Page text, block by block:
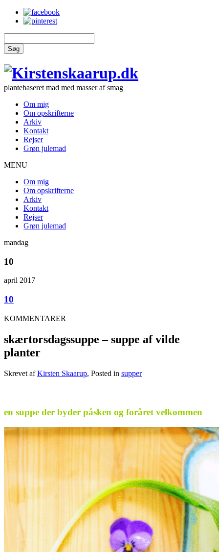
Søg
plantebaseret mad med masser af smag
Om mig
Om opskrifterne
Arkiv
Kontakt
Rejser
Grøn julemad
MENU
Om mig
Om opskrifterne
Arkiv
Kontakt
Rejser
Grøn julemad
mandag
10
april 2017
10
KOMMENTARER
skærtorsdagssuppe – suppe af vilde
planter
Skrevet afKirsten Skaarup, Posted in supper
en suppe der byder påsken og foråret velkommen